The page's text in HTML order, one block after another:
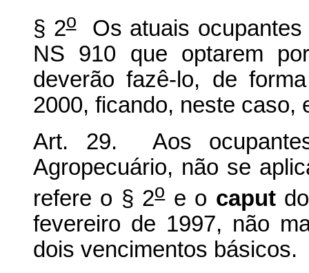
§ 2oOs atuais ocupantes
NS 910 que optarem
deverão fazê-lo, de
2000, ficando, neste caso,
Art. 29. Aos
Agropecuário, não se
refere o § 2oe o caput
fevereiro de 1997, não
dois vencimentos básicos.